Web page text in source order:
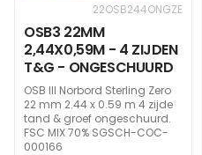
22OSB244ONGZE
OSB3 22MM
2,44X0,59M - 4 ZIJDEN
T&G - ONGESCHUURD
OSB III Norbord Sterling Zero
22 mm 2.44 x 0.59 m 4 zijde
tand & groef ongeschuurd.
FSC MIX 70% SGSCH-COC-
000166